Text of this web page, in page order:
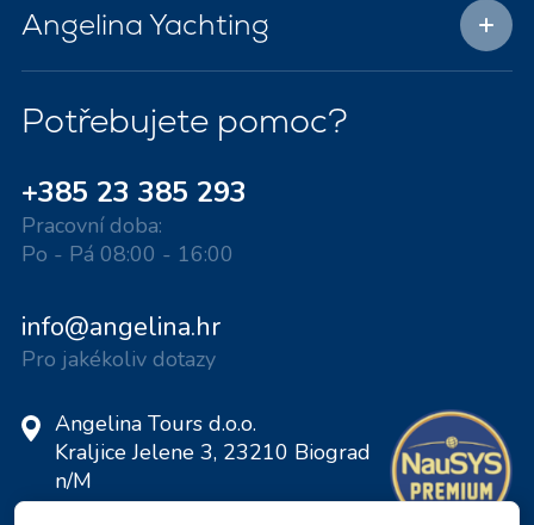
Angelina Yachting
Potřebujete pomoc?
+385 23 385 293
Pracovní doba:
Po - Pá 08:00 - 16:00
info@angelina.hr
Pro jakékoliv dotazy
Angelina Tours d.o.o.
Kraljice Jelene 3, 23210 Biograd
n/M
Chorvatsko